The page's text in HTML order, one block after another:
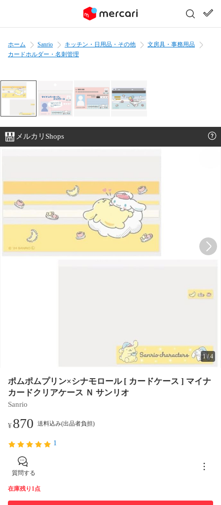
ホーム Sanrio キッチン・日用品・その他
文房具・事務用品
カードホルダー・名刺管理
メルカリShops
1/4
ポムポムプリン×シナモロール [ カードケース ] マイナ
カードクリアケース Ｎ サンリオ
Sanrio
¥870 送料込み(出品者負担)
1
質問する
在庫残り1点